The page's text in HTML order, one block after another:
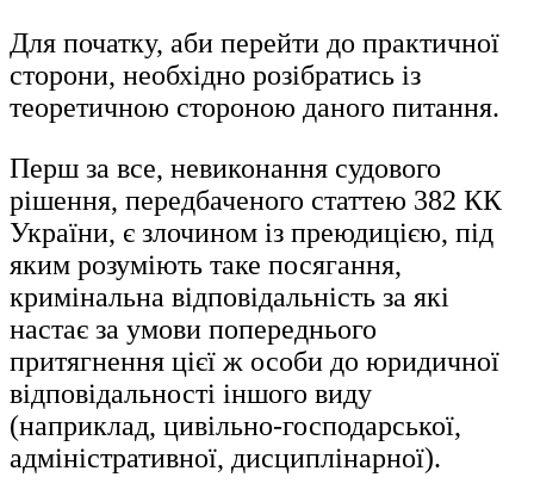
Для початку, аби перейти до практичної
сторони, необхідно розібратись із
теоретичною стороною даного питання.
Перш за все, невиконання судового
рішення, передбаченого статтею 382 КК
України, є злочином із преюдицією, під
яким розуміють таке посягання,
кримінальна відповідальність за які
настає за умови попереднього
притягнення цієї ж особи до юридичної
відповідальності іншого виду
(наприклад, цивільно-господарської,
адміністративної, дисциплінарної).